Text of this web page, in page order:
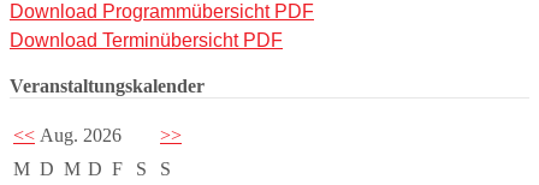
Download Programmübersicht PDF
Download Terminübersicht PDF
Veranstaltungskalender
<< Aug. 2026
>>
M D M D F S S